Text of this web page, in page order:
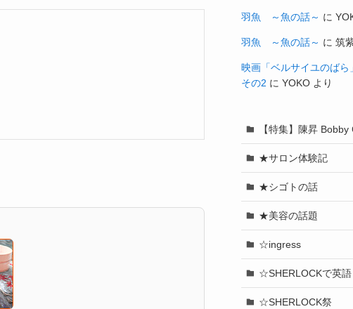
羽魚 ～魚の話～ に
羽魚 ～魚の話～ に 筑
映画「ベルサイユのばら
その2 に YOKO より
【特集】陳昇 Bobby
★サロン体験記
★シゴトの話
★美容の話題
☆ingress
☆SHERLOCKで英語
☆SHERLOCK祭